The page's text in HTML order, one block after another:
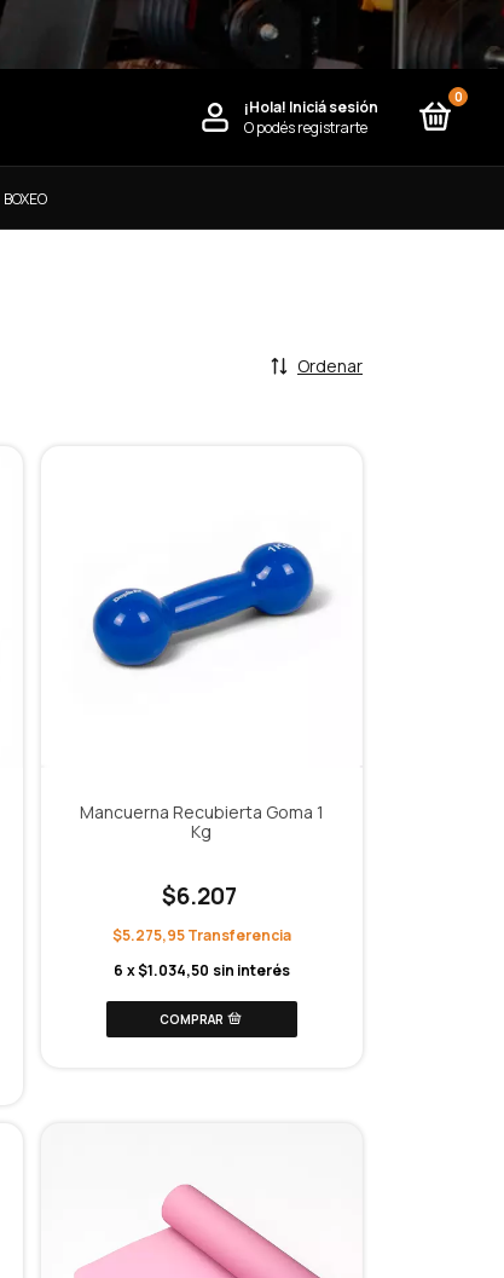
¡Hola! Iniciá sesión
O podés registrarte
0
BOXEO
Ordenar
Mancuerna Recubierta Goma 1
Kg
$6.207
$5.275,95
6 x$1.034,50 sin interés